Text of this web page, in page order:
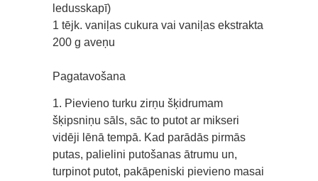
ledusskapī)
1 tējk. vaniļas cukura vai vaniļas ekstrakta
200 g aveņu
Pagatavošana
1. Pievieno turku zirņu šķidrumam
šķipsniņu sāls, sāc to putot ar mikseri
vidēji lēnā tempā. Kad parādās pirmās
putas, palielini putošanas ātrumu un,
turpinot putot, pakāpeniski pievieno masai